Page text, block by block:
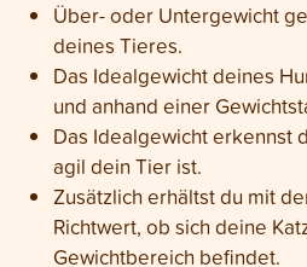
Über- oder Untergewicht
deines Tieres.
Das Idealgewicht deines
und anhand einer
Das Idealgewicht erkennst
agil dein Tier ist.
Zusätzlich erhältst du mit
Richtwert, ob sich deine
Gewichtbereich befindet.